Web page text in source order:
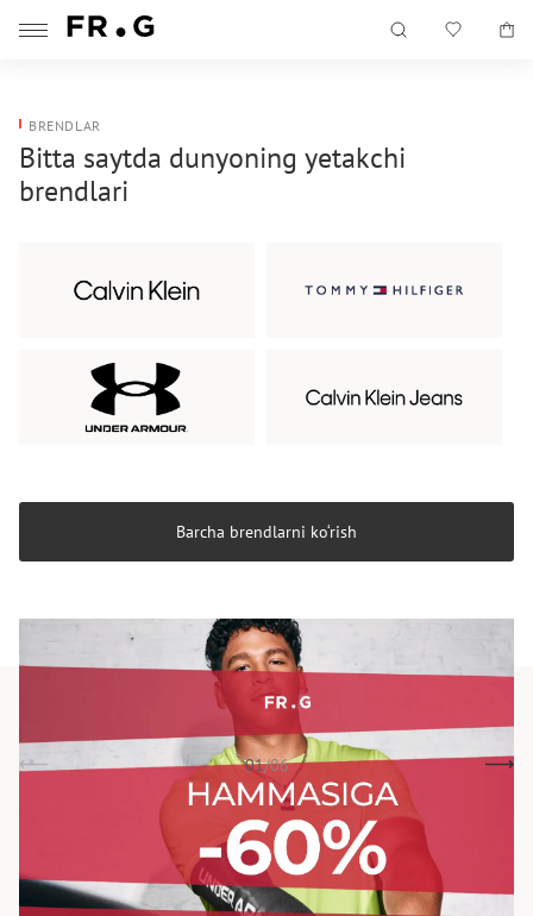
01/06
BRENDLAR
Bitta saytda dunyoning yetakchi
brendlari
Barcha brendlarni ko‘rish